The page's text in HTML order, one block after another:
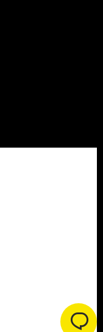
By Agência Webgui